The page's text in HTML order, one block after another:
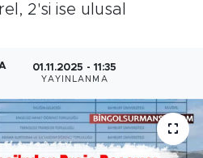
2'si ise ulusal
01.11.2025 - 11:35
YAYINLANMA